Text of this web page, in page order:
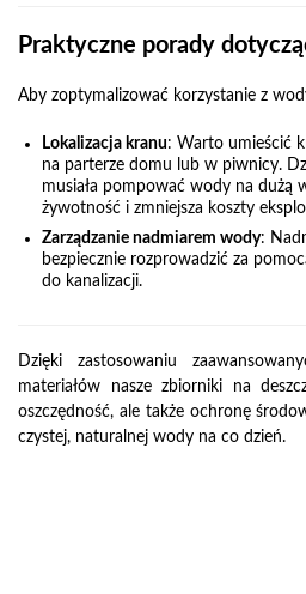
Praktyczne porady
Aby zoptymalizować korzystanie z
Lokalizacja kranu: Warto umieścić
na parterze domu lub w piwnicy.
musiała pompować wody na dużą
żywotność i zmniejsza koszty
Zarządzanie nadmiarem wody:
bezpiecznie rozprowadzić za
do kanalizacji.
Dzięki zastosowaniu
materiałów nasze zbiorniki na
oszczędność, ale także ochronę
czystej, naturalnej wody na co dzień.